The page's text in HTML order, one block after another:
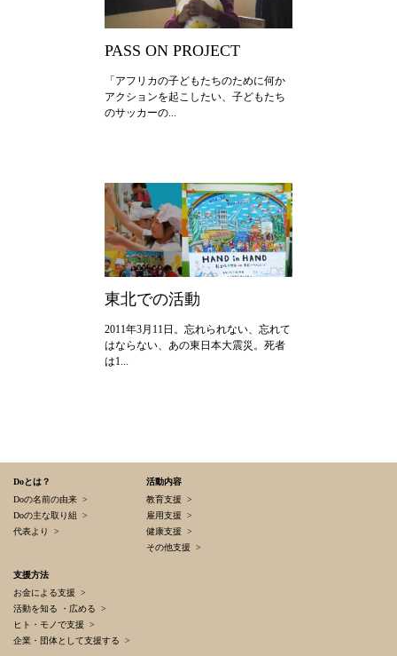
2013年
2012年
2011年
2026年
2025年
2024年
PASS ON PROJECT
「アフリカの子どもたちのために何か
アクションを起こしたい、子どもたち
のサッカーの...
東北での活動
2011年3月11日。忘れられない、忘れて
はならない、あの東日本大震災。死者
は1...
Doとは？
Doの名前の由来 >
Doの主な取り組 >
代表より >
活動内容
教育支援 >
雇用支援 >
健康支援 >
その他支援 >
支援方法
お金による支援 >
活動を知る ・広める >
ヒト・モノで支援 >
企業・団体として支援する >